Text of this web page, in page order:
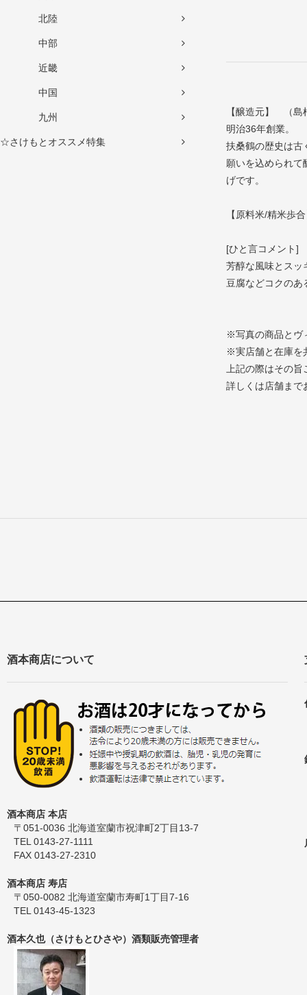
北陸
中部
近畿
中国
九州
☆さけもとオススメ特集
【醸造元】 （
明治36年創業。
扶桑鶴の歴史は古
願いを込められて
げです。
【原料米/精米歩
[ひと言コメント]
芳醇な風味とスッ
豆腐などコクのあ
※写真の商品とヴ
※実店舗と在庫を
上記の際はその
詳しくは店舗まで
酒本商店について
酒本商店 本店
〒051-0036 北海道室蘭市祝津町2丁目13-7
TEL 0143-27-1111
FAX 0143-27-2310
酒本商店 寿店
〒050-0082 北海道室蘭市寿町1丁目7-16
TEL 0143-45-1323
酒本久也（さけもとひさや）酒類販売管理者